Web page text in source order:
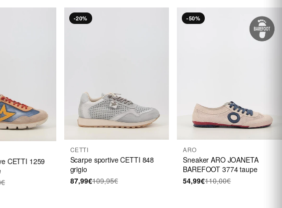
CETTI 1259
-20%
CETTI
Scarpe sportive CETTI 848
grigio
87,99€109,95€
-50%
ARO
Sneaker ARO JOANETA
BAREFOOT 3774 taupe
54,99€110,00€